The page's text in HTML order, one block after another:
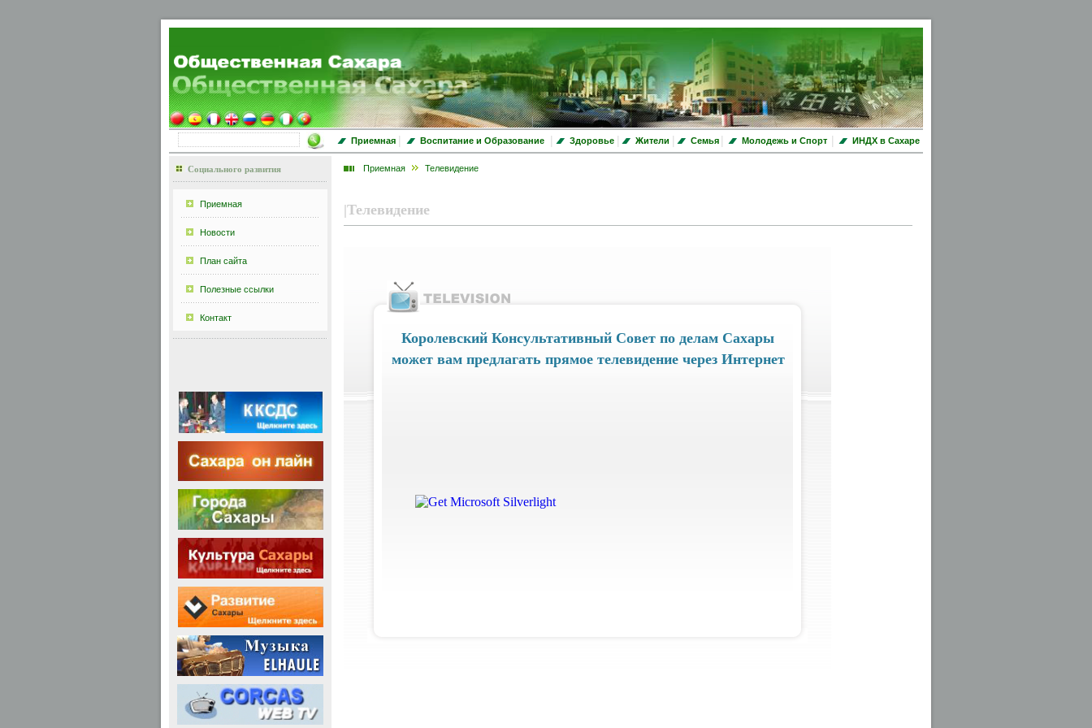
Приемная | Воспитание и Образование | Здоровье | Жители | Семья | Молодежь и Спорт | ИНДХ в Сахаре
Социального развития
Приемная
Новости
План сайта
Полезные ссылки
Контакт
Приемная Телевидение
|Телевидение